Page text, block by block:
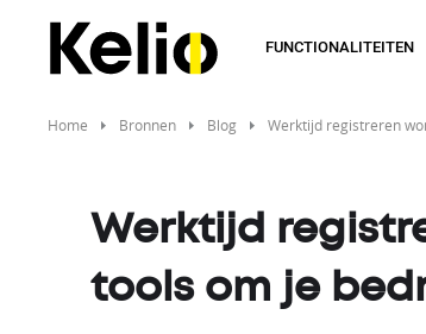
FUNCTIONALITEITEN
Home Bronnen Blog Werktijd registreren
Werktijd
tools om je